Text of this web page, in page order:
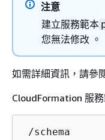
注意
建立服務範本
您無法修改 。
如需詳細資訊，請參
CloudFormation 服
/schema